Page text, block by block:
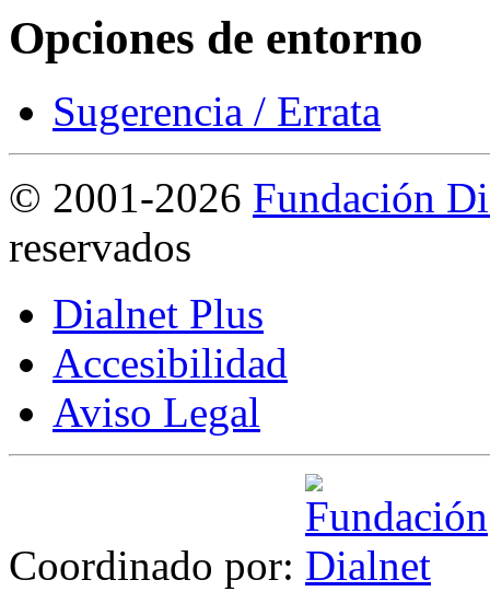
Opciones de entorno
Sugerencia / Errata
© 2001-2026 Fundación
reservados
Dialnet Plus
Accesibilidad
Aviso Legal
Coordinado por: